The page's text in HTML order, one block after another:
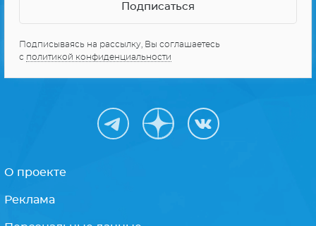
Подписываясь на рассылку, Вы соглашаетесь
с политикой конфиденциальности
О проекте
Реклама